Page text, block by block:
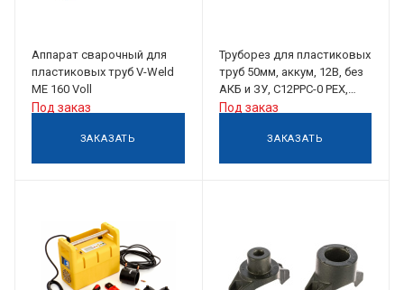
Аппарат сварочный для
пластиковых труб V-Weld
ME 160 Voll
Под заказ
ЗАКАЗАТЬ
Труборез для пластиковых
труб 50мм, аккум, 12В, без
АКБ и ЗУ, C12PPC-0 РЕХ,
Milwaukee
Под заказ
ЗАКАЗАТЬ